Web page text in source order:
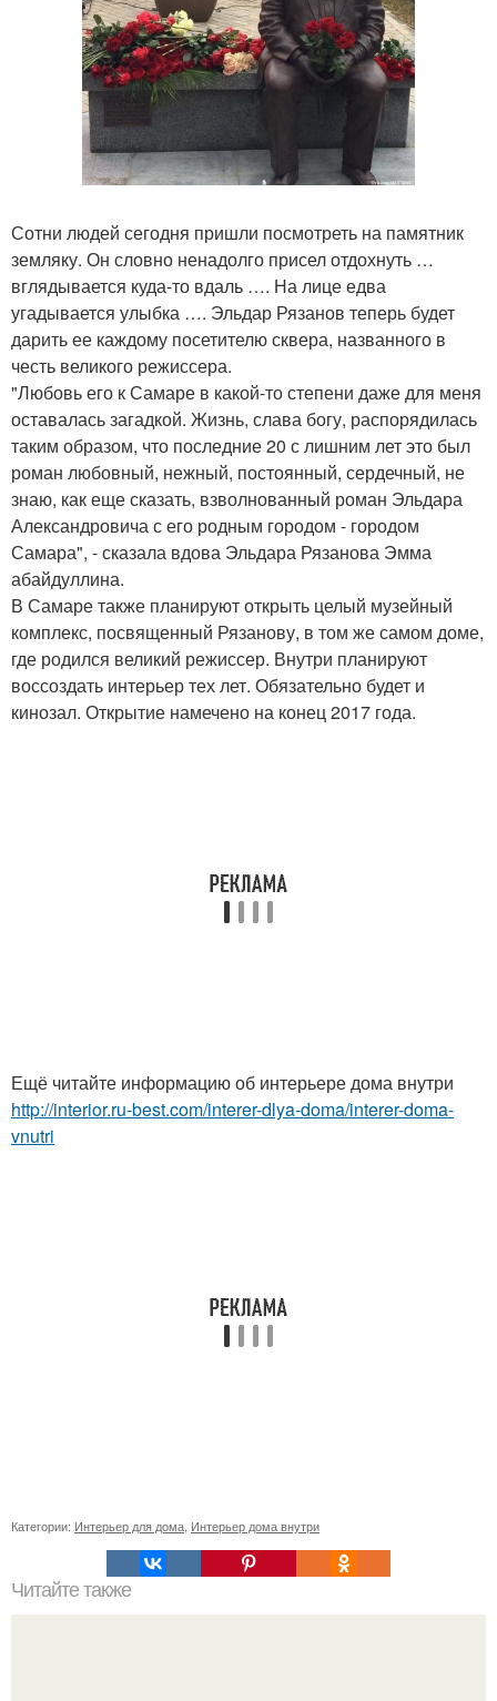
Сотни людей сегодня пришли посмотреть на памятник
земляку. Он словно ненадолго присел отдохнуть …
вглядывается куда-то вдаль …. На лице едва
угадывается улыбка …. Эльдар Рязанов теперь будет
дарить ее каждому посетителю сквера, названного в
честь великого режиссера.
"Любовь его к Самаре в какой-то степени даже для меня
оставалась загадкой. Жизнь, слава богу, распорядилась
таким образом, что последние 20 с лишним лет это был
роман любовный, нежный, постоянный, сердечный, не
знаю, как еще сказать, взволнованный роман Эльдара
Александровича с его родным городом - городом
Самара", - сказала вдова Эльдара Рязанова Эмма
абайдуллина.
В Самаре также планируют открыть целый музейный
комплекс, посвященный Рязанову, в том же самом доме,
где родился великий режиссер. Внутри планируют
воссоздать интерьер тех лет. Обязательно будет и
кинозал. Открытие намечено на конец 2017 года.
Ещё читайте информацию об интерьере дома внутри
http://interior.ru-best.com/interer-dlya-doma/interer-doma-
vnutri
Категории: Интерьер для дома Интерьер дома внутри
Читайте также